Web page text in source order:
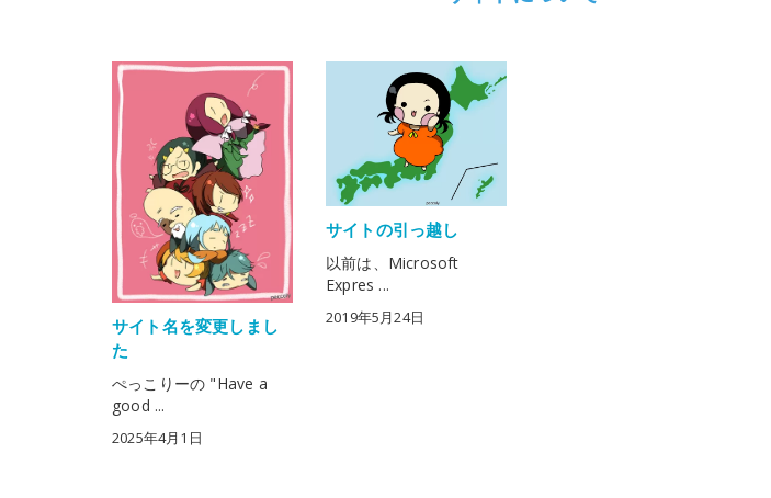
サイト名を変更しまし
た
ぺっこりーの "Have a
good ...
2025年4月1日
サイトの引っ越し
以前は、Microsoft
Expres ...
2019年5月24日